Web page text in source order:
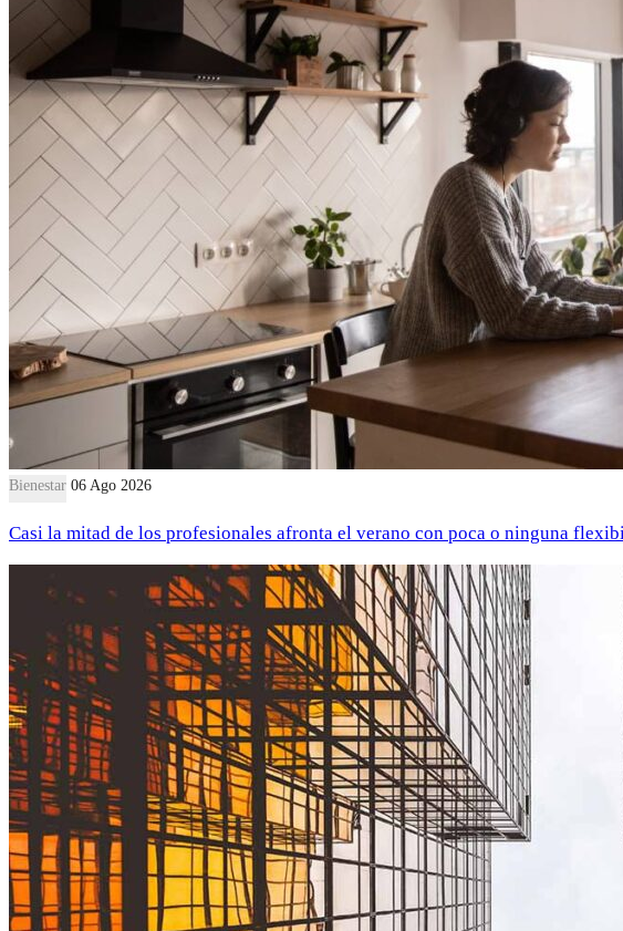
Bienestar 06 Ago 2026
Casi la mitad de los profesionales afronta el verano con poca o ninguna